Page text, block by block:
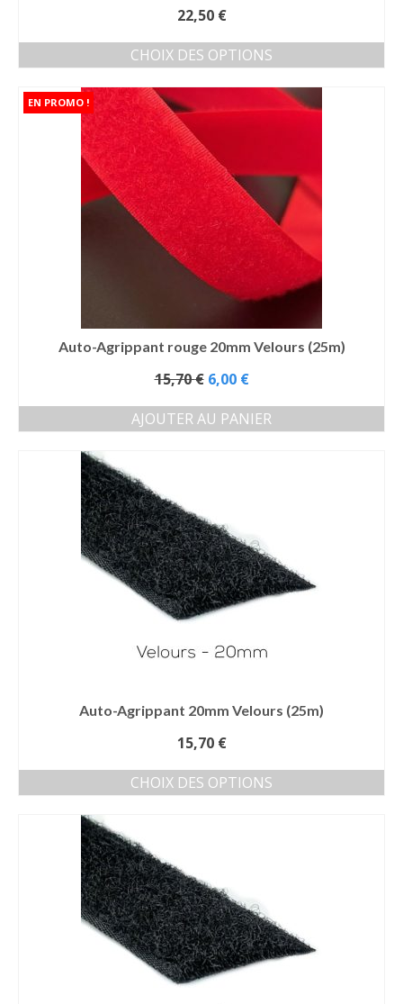
22,50 €
CHOIX DES OPTIONS
produit
a
variations.
Les
options
peuvent
être
choisies
la
page
produit
Auto-Agrippant rouge 20mm Velours (25m)
15,70€ Le
initial
était :
6,00 €
AJOUTER AU PANIER
Auto-Agrippant 20mm Velours (25m)
15,70 €
CHOIX DES OPTIONS
Les
options
peuvent
être
choisies
sur